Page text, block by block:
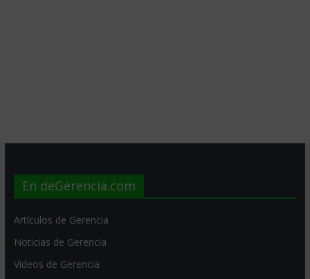
En deGerencia.com
Artículos de Gerencia
Noticias de Gerencia
Videos de Gerencia